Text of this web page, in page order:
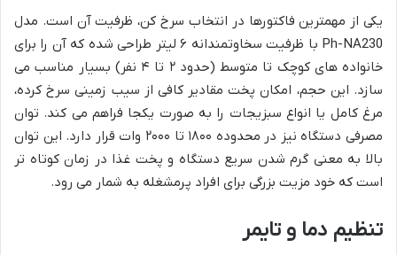
یکی از مهمترین فاکتورها در انتخاب سرخ کن، ظرفیت آن است. مدل
Ph-NA230 با ظرفیت سخاوتمندانه ۶ لیتر طراحی شده که آن را برای
خانواده های کوچک تا متوسط (حدود ۲ تا ۴ نفر) بسیار مناسب می
سازد. این حجم، امکان پخت مقادیر کافی از سیب زمینی سرخ کرده،
مرغ کامل یا انواع سبزیجات را به صورت یکجا فراهم می کند. توان
مصرفی دستگاه نیز در محدوده ۱۸۰۰ تا ۲۰۰۰ وات قرار دارد. این توان
بالا به معنی گرم شدن سریع دستگاه و پخت غذا در زمان کوتاه تر
است که خود مزیت بزرگی برای افراد پرمشغله به شمار می رود.
تنظیم دما و تایمر